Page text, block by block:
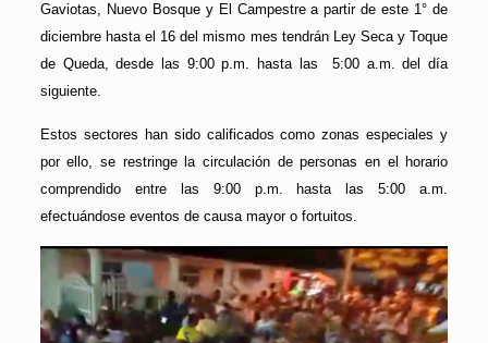
Gaviotas, Nuevo Bosque y El Campestre a partir de este 1° de
diciembre hasta el 16 del mismo mes tendrán Ley Seca y Toque
de Queda, desde las 9:00 p.m. hasta las 5:00 a.m. del día
siguiente.
Estos sectores han sido calificados como zonas especiales y
por ello, se restringe la circulación de personas en el horario
comprendido entre las 9:00 p.m. hasta las 5:00 a.m.
efectuándose eventos de causa mayor o fortuitos.